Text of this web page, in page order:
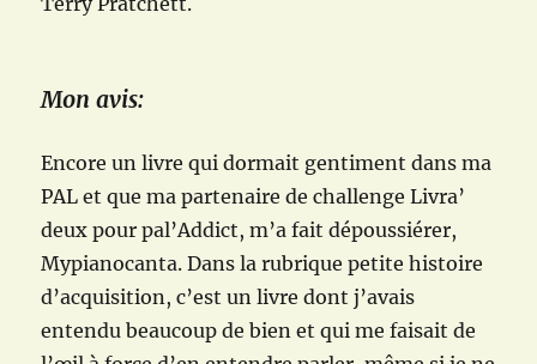
Mon avis:
Encore un livre qui dormait gentiment dans ma
PAL et que ma partenaire de challenge Livra’
deux pour pal’Addict, m’a fait dépoussiérer,
Mypianocanta. Dans la rubrique petite histoire
d’acquisition, c’est un livre dont j’avais
entendu beaucoup de bien et qui me faisait de